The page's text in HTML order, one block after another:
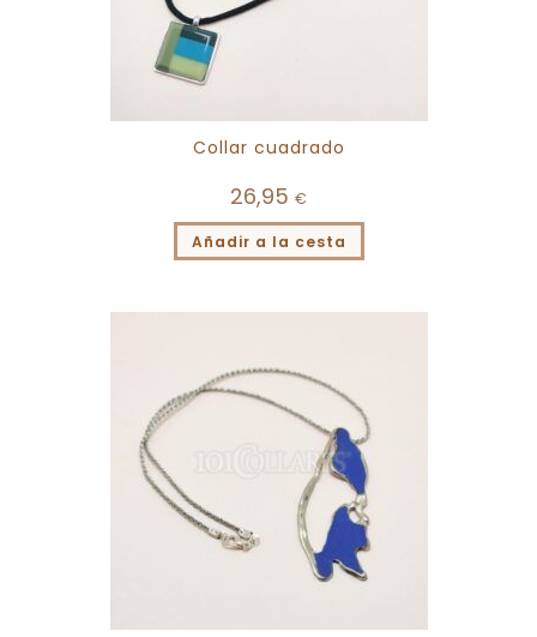
Collar cuadrado
26,95 €
Añadir a la cesta